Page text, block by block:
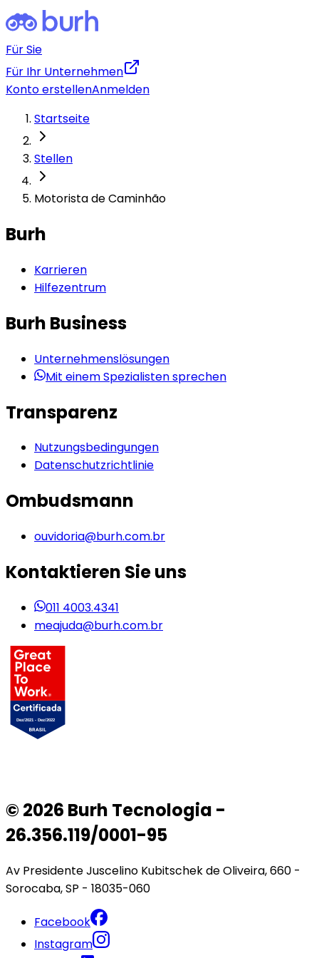
Für Sie
Für Ihr Unternehmen
Konto erstellenAnmelden
Startseite
Stellen
Motorista de Caminhão
Burh
Karrieren
Hilfezentrum
Burh Business
Unternehmenslösungen
Mit einem Spezialisten sprechen
Transparenz
Nutzungsbedingungen
Datenschutzrichtlinie
Ombudsmann
ouvidoria@burh.com.br
Kontaktieren Sie uns
011 4003.4341
meajuda@burh.com.br
© 2026 Burh Tecnologia -
26.356.119/0001-95
Av Presidente Juscelino Kubitschek de Oliveira, 660 -
Sorocaba, SP - 18035-060
Facebook
Instagram